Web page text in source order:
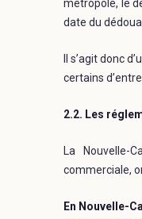
métropole, le
date du
Il s’agit donc
certains
2.2. Les
La Nouvelle-
commerciale,
En Nouvelle-